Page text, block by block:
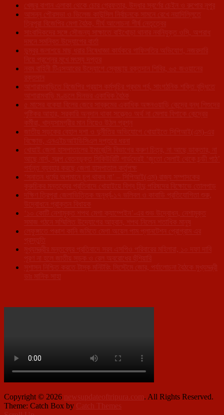
খেজুর বাগান এলাকা থেকে চোর গ্রেফতার, উদ্ধার স্বর্ণের চেইন ও রুপোর নূপুর
আসন্ন পৌরসভা ও ভিলেজ কাউন্সিল নির্বাচনকে সামনে রেখে নয়াদিল্লিতে
ত্রিপুরা বিজেপির মেগা বৈঠক, দীর্ঘ আলোচনা শীর্ষ নেতৃত্বের
সাংবাদিকদের সঙ্গে সৌজন্য সাক্ষাতে বাইখোড়া থানার নবনিযুক্ত ওসি, অপরাধ
দমনে সমন্বিত উদ্যোগের বার্তা
ডুম্বুর জলাশয়ে মাছ ধরার নিষেধাজ্ঞা কার্যকরে গাফিলতির অভিযোগ, নজরদারি
নিয়ে প্রশ্নের মুখে মৎস্য দপ্তর
নবম বাহিনী টিএসআরের উদ্যোগে স্বেচ্ছায় রক্তদান শিবির, ৬৫ জওয়ানের
রক্তদান
আশারামবাড়িতে বিজেপির প্রয়াস কর্মসূচির প্রথম পর্ব, সাংগঠনিক শক্তি বৃদ্ধিতে
আশারামবাড়ি মণ্ডলে দিনভর একাধিক বৈঠক
৫ মাসের বকেয়া বিলের জেরে সাব্রুমের একাধিক অঙ্গনওয়াড়ি কেন্দ্রে বন্ধ শিশুদের
পুষ্টিকর আহার, সরকারি অনুদান থাকা সত্ত্বেও অর্থ না মেলায় বিপাকে কেন্দ্রের
কর্মীরা, খাদ্যসামগ্রীর মান নিয়েও উঠল প্রশ্ন
জাতীয় সড়কের বেহাল দশা ও দুর্নীতির অভিযোগে খোয়াইতে সিপিআই(এম)-এর
বিক্ষোভ, এনএইচআইডিসিএল দপ্তরে ধরনা
খোয়াই জেলা হাসপাতালের ইমার্জেন্সি বিভাগের করুণ চিত্র, না আছে ডাক্তার, না
আছে নার্স, স্বল্প বেতনভূক্ত সিকিউরিটি গার্ডদেরই ‘জুতো সেলাই থেকে চন্ডী পাঠ’
পর্যন্ত ব্যবহার করছে জেলা হাসপাতাল কর্তৃপক্ষ
‘সনাতন ধর্মের অপমানে চুপ থাকব না’ – সিপিআই(এম) রাজ্য সম্পাদকের
কুরুচিকর মন্তব্যের প্রতিবাদে খোয়াইয়ে বিশ্ব হিন্দু পরিষদের বিক্ষোভে তোলপাড়
দক্ষিণ ত্রিপুরা জেলাভিত্তিক অনূর্ধ্ব-১৭ ভলিবল ও কাবাডি প্রতিযোগিতা শুরু,
উদ্বোধনে প্রাক্তন বিধায়ক
‘১০ কোটি নেশামুক্ত শপথ মেগা ক্যাম্পেইন’-এর শুভ উদ্বোধন, নেশামুক্ত
সমাজ গঠনে সম্মিলিত উদ্যোগের আহ্বান, শপথ নিলেন শতাধিক মানুষ
লেফুঙ্গাতে পঞ্চাশ কানি জমিতে মেগা অয়েল পাম প্লানটেশন প্রোগ্রাম এর
প্রস্তুতি
মুখ্যমন্ত্রীর মন্তব্যের প্রতিবাদে সরব এসপিও পরিবারের মহিলারা, ১০ দফা দাবি
পূরণ না হলে জাতীয় সড়ক ও রেল অবরোধের হুঁশিয়ারি
সুশাসন নিশ্চিত করতে টাস্ক মনিটরিং সিস্টেমে জোর, পর্যালোচনা বৈঠকে মুখ্যমন্ত্রী
ডাঃ মানিক সাহা
Copyright © 2026 newsupdateoftripura.com. All Rights Reserved.
Theme: Catch Box by Catch Themes